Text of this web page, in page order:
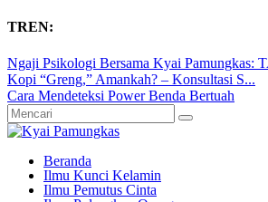
TREN:
Ngaji Psikologi Bersama Kyai Pamungkas:
Kopi “Greng,” Amankah? – Konsultasi S...
Cara Mendeteksi Power Benda Bertuah
Beranda
Ilmu Kunci Kelamin
Ilmu Pemutus Cinta